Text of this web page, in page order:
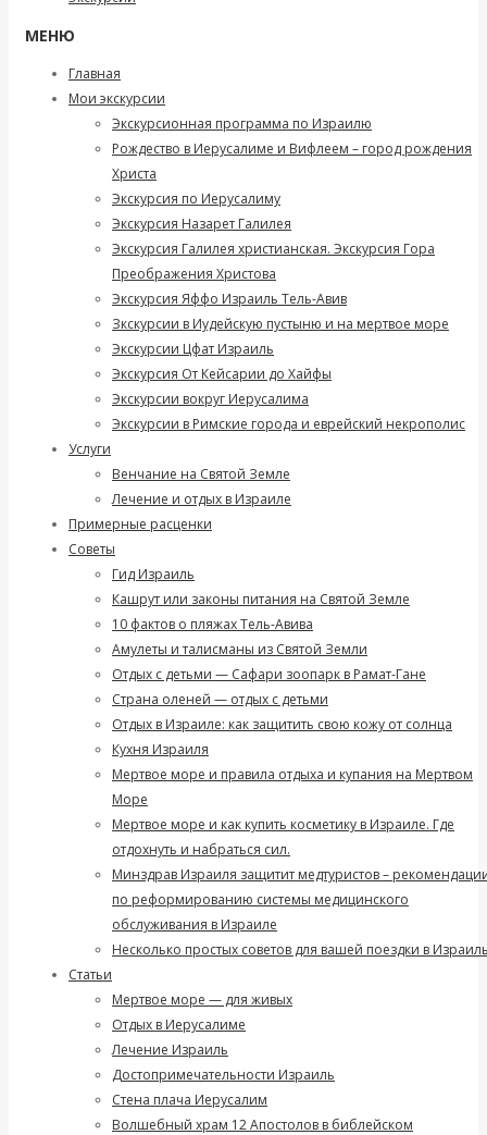
МЕНЮ
Главная
Мои экскурсии
Экскурсионная программа по Израилю
Рождество в Иерусалиме и Вифлеем – город рождения
Христа
Экскурсия по Иерусалиму
Экскурсия Назарет Галилея
Экскурсия Галилея христианская. Экскурсия Гора
Преображения Христова
Экскурсия Яффо Израиль Тель-Авив
Зкскурсии в Иудейскую пустыню и на мертвое море
Экскурсии Цфат Израиль
Экскурсия От Кейсарии до Хайфы
Экскурсии вокруг Иерусалима
Экскурсии в Римские города и еврейский некрополис
Услуги
Венчание на Святой Земле
Лечение и отдых в Израиле
Примерные расценки
Советы
Гид Израиль
Кашрут или законы питания на Святой Земле
10 фактов о пляжах Тель-Авива
Амулеты и талисманы из Святой Земли
Отдых с детьми — Сафари зоопарк в Рамат-Гане
Страна оленей — отдых с детьми
Отдых в Израиле: как защитить свою кожу от солнца
Кухня Израиля
Мертвое море и правила отдыха и купания на Мертвом
Море
Мертвое море и как купить косметику в Израиле. Где
отдохнуть и набраться сил.
Минздрав Израиля защитит медтуристов –
по реформированию системы медицинского
обслуживания в Израиле
Несколько простых советов для вашей поездки в
Статьи
Мертвое море — для живых
Отдых в Иерусалиме
Лечение Израиль
Достопримечательности Израиль
Стена плача Иерусалим
Волшебный храм 12 Апостолов в библейском